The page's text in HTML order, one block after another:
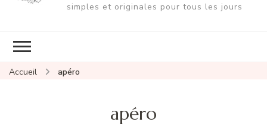
simples et originales pour tous les jours
Accueil apéro
apéro